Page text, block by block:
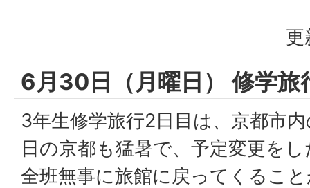
更
6月30日（月曜日） 修学旅
3年生修学旅行2日目は、京都市
日の京都も猛暑で、予定変更を
全班無事に旅館に戻ってくるこ